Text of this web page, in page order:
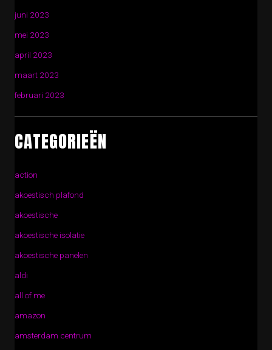
juni 2023
mei 2023
april 2023
maart 2023
februari 2023
CATEGORIEËN
action
akoestisch plafond
akoestische
akoestische isolatie
akoestische panelen
aldi
all of me
amazon
amsterdam centrum